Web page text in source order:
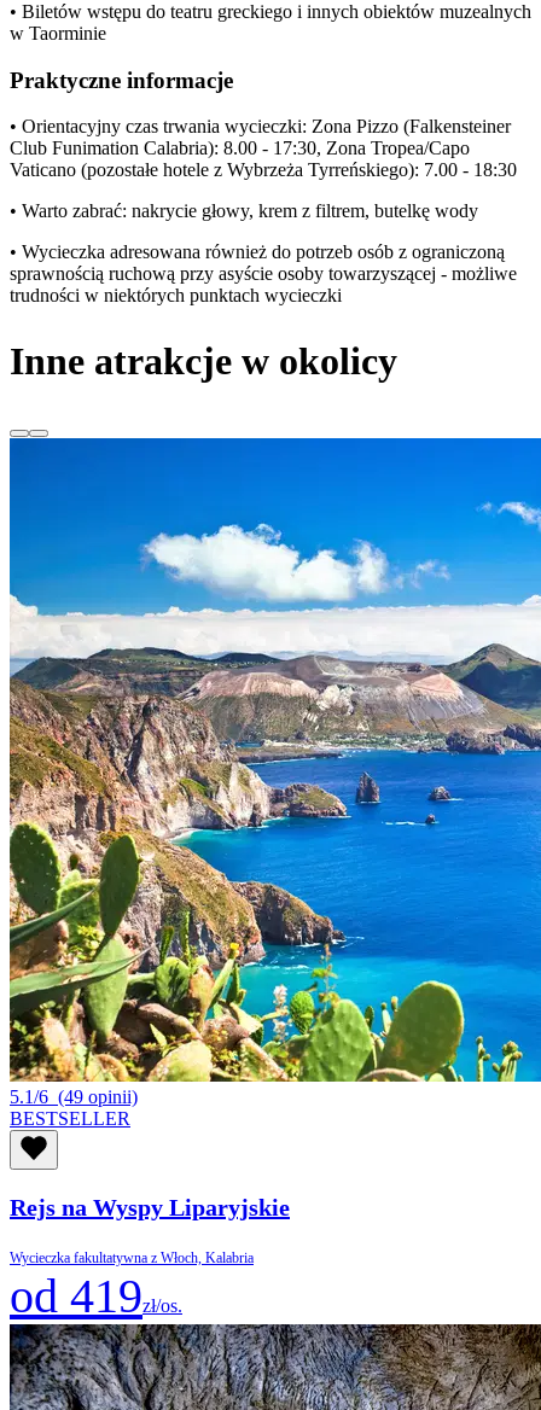
• Biletów wstępu do teatru greckiego i innych obiektów muzealnych
w Taorminie
Praktyczne informacje
• Orientacyjny czas trwania wycieczki: Zona Pizzo (Falkensteiner
Club Funimation Calabria): 8.00 - 17:30, Zona Tropea/Capo
Vaticano (pozostałe hotele z Wybrzeża Tyrreńskiego): 7.00 - 18:30
• Warto zabrać: nakrycie głowy, krem z filtrem, butelkę wody
• Wycieczka adresowana również do potrzeb osób z ograniczoną
sprawnością ruchową przy asyście osoby towarzyszącej - możliwe
trudności w niektórych punktach wycieczki
Inne atrakcje w okolicy
5.1/6 (49 opinii)
BESTSELLER
Rejs na Wyspy Liparyjskie
Wycieczka fakultatywna z Włoch, Kalabria
od 419zł/os.